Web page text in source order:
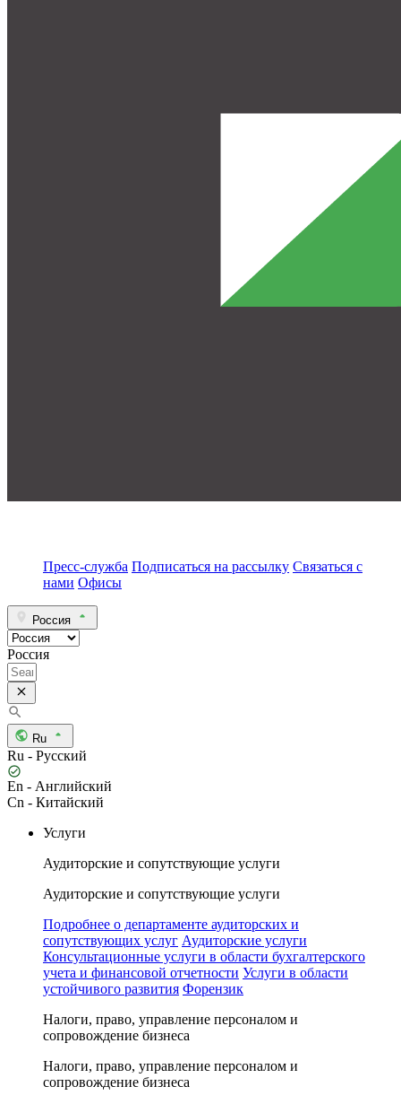
Пресс-служба Подписаться на рассылку Связаться с
нами Офисы
Россия
Россия
Ru
Ru - Русский
En - Английский
Cn - Китайский
Услуги
Аудиторские и сопутствующие услуги
Аудиторские и сопутствующие услуги
Подробнее о департаменте аудиторских и
сопутствующих услуг Аудиторские услуги
Консультационные услуги в области бухгалтерского
учета и финансовой отчетности Услуги в области
устойчивого развития Форензик
Налоги, право, управление персоналом и
сопровождение бизнеса
Налоги, право, управление персоналом и
сопровождение бизнеса